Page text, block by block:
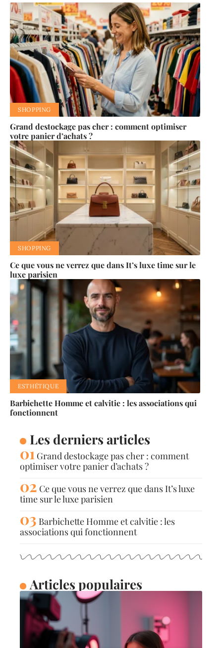
SHOPPING
Grand destockage pas cher : comment optimiser
votre panier d’achats ?
SHOPPING
Ce que vous ne verrez que dans It’s luxe time sur le
luxe parisien
ESTHÉTIQUE
Barbichette Homme et calvitie : les associations qui
fonctionnent
Les derniers articles
Grand destockage pas cher : comment
optimiser votre panier d’achats ?
Ce que vous ne verrez que dans It’s luxe
time sur le luxe parisien
Barbichette Homme et calvitie : les
associations qui fonctionnent
Articles populaires